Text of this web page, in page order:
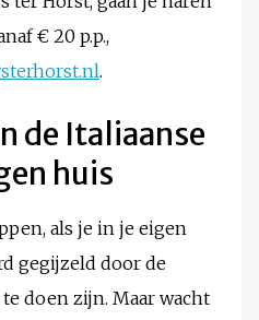
€ 20 p.p.,
.
de Italiaanse
huis
als je in je eigen
gegijzeld door de
doen zijn. Maar wacht